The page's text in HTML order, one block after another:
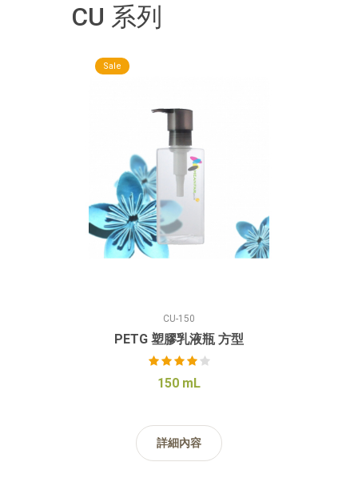
CU 系列
Sale
CU-150
PETG 塑膠乳液瓶 方型
150 mL
詳細內容